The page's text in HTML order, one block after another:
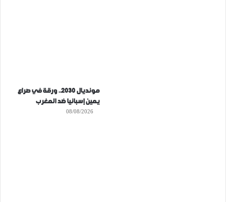
مونديال 2030.. ورقة في صراع
يمين إسبانيا ضد المغرب
08/08/2026